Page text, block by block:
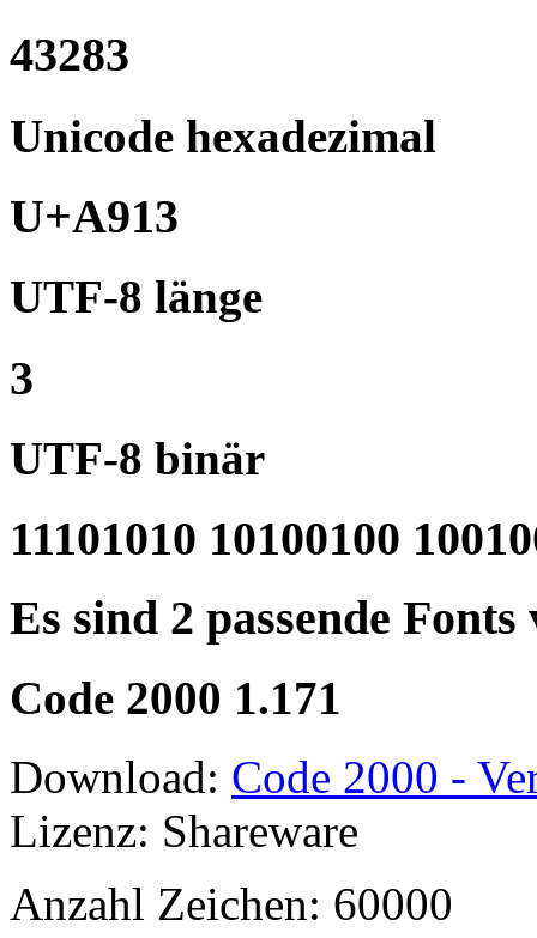
43283
Unicode hexadezimal
U+A913
UTF-8 länge
3
UTF-8 binär
11101010 10100100
Es sind 2 passende
Code 2000 1.171
Download: Code 2000 -
Lizenz: Shareware
Anzahl Zeichen: 60000